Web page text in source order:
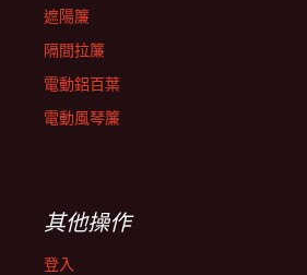
遮陽簾
隔間拉簾
電動鋁百葉
電動風琴簾
其他操作
登入